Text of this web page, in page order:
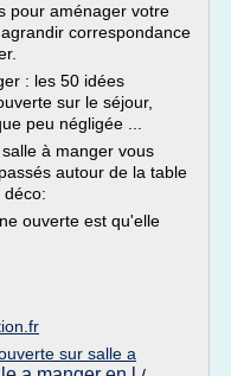
pour aménager votre
correspondance
: les 50 idées
sur le séjour,
peu négligée ...
à manger vous
autour de la table
déco:
ouverte est qu'elle
sur salle a